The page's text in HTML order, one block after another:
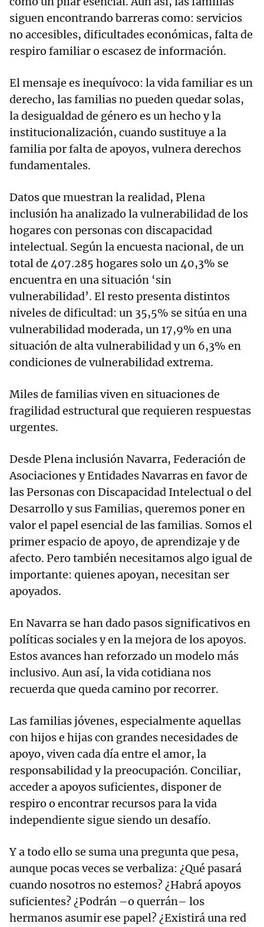
siguen encontrando barreras como: servicios
no accesibles, dificultades económicas, falta de
respiro familiar o escasez de información.
El mensaje es inequívoco: la vida familiar es un
derecho, las familias no pueden quedar solas,
la desigualdad de género es un hecho y la
institucionalización, cuando sustituye a la
familia por falta de apoyos, vulnera derechos
fundamentales.
Datos que muestran la realidad, Plena
inclusión ha analizado la vulnerabilidad de los
hogares con personas con discapacidad
intelectual. Según la encuesta nacional, de un
total de 407.285 hogares solo un 40,3% se
encuentra en una situación ‘sin
vulnerabilidad’. El resto presenta distintos
niveles de dificultad: un 35,5% se sitúa en una
vulnerabilidad moderada, un 17,9% en una
situación de alta vulnerabilidad y un 6,3% en
condiciones de vulnerabilidad extrema.
Miles de familias viven en situaciones de
fragilidad estructural que requieren respuestas
urgentes.
Desde Plena inclusión Navarra, Federación de
Asociaciones y Entidades Navarras en favor de
las Personas con Discapacidad Intelectual o del
Desarrollo y sus Familias, queremos poner en
valor el papel esencial de las familias. Somos el
primer espacio de apoyo, de aprendizaje y de
afecto. Pero también necesitamos algo igual de
importante: quienes apoyan, necesitan ser
apoyados.
En Navarra se han dado pasos significativos en
políticas sociales y en la mejora de los apoyos.
Estos avances han reforzado un modelo más
inclusivo. Aun así, la vida cotidiana nos
recuerda que queda camino por recorrer.
Las familias jóvenes, especialmente aquellas
con hijos e hijas con grandes necesidades de
apoyo, viven cada día entre el amor, la
responsabilidad y la preocupación. Conciliar,
acceder a apoyos suficientes, disponer de
respiro o encontrar recursos para la vida
independiente sigue siendo un desafío.
Y a todo ello se suma una pregunta que pesa,
aunque pocas veces se verbaliza: ¿Qué pasará
cuando nosotros no estemos? ¿Habrá apoyos
suficientes? ¿Podrán –o querrán– los
hermanos asumir ese papel? ¿Existirá una red